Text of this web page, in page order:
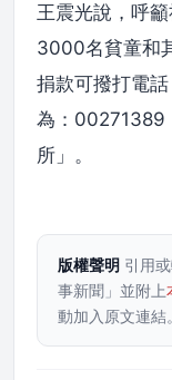
王震光說，呼
3000名貧童和
捐款可撥打電
為：00271389
所」。
版權聲明 引用
事新聞」並附上
動加入原文連結。